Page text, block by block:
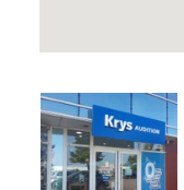
Voir
la
fiche
Voir
la
fiche